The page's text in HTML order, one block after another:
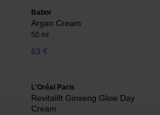
Babor
Argan Cream
50 ml
63 €
L'Oréal Paris
Revitalift Ginseng Glow Day
Cream